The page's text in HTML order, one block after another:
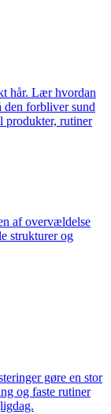
hår. Lær hvordan
den forbliver sund
produkter, rutiner
af overvældelse
strukturer og
gøre en stor
og faste rutiner